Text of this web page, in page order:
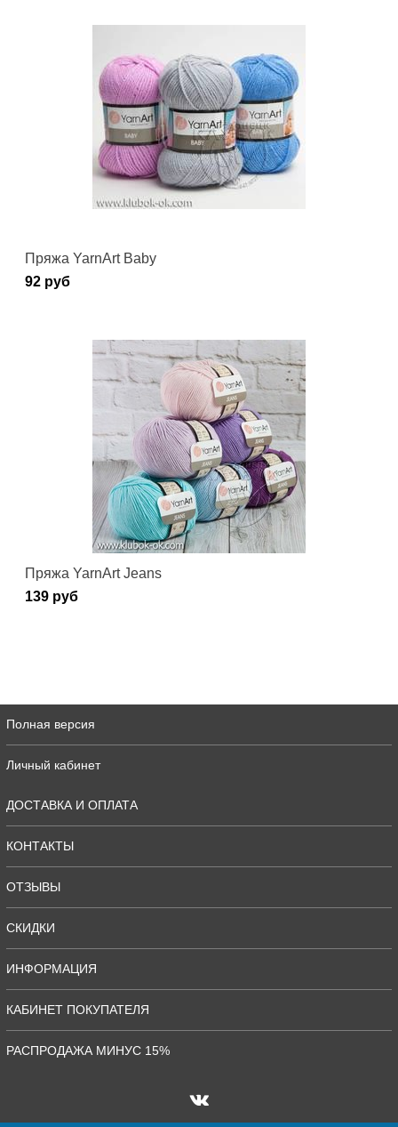
Пряжа YarnArt Baby
92 руб
Пряжа YarnArt Jeans
139 руб
Полная версия
Личный кабинет
ДОСТАВКА И ОПЛАТА
КОНТАКТЫ
ОТЗЫВЫ
СКИДКИ
ИНФОРМАЦИЯ
КАБИНЕТ ПОКУПАТЕЛЯ
РАСПРОДАЖА МИНУС 15%